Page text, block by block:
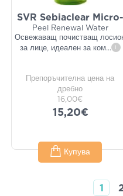
SVR Sebiaclear Micro-
Peel Renewal Water
Освежаващ почистващ
за лице, идеален за ком... i
Препоръчителна цена на
дребно
16,00€
15,20€
Купува
1